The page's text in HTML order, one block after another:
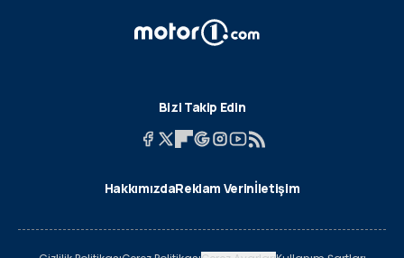
Bizi Takip Edin
HakkımızdaReklam Verinİletişim